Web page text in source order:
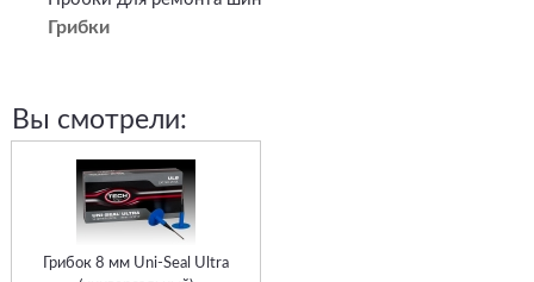
Грибки
Вы смотрели:
Грибок 8 мм Uni-Seal Ultra